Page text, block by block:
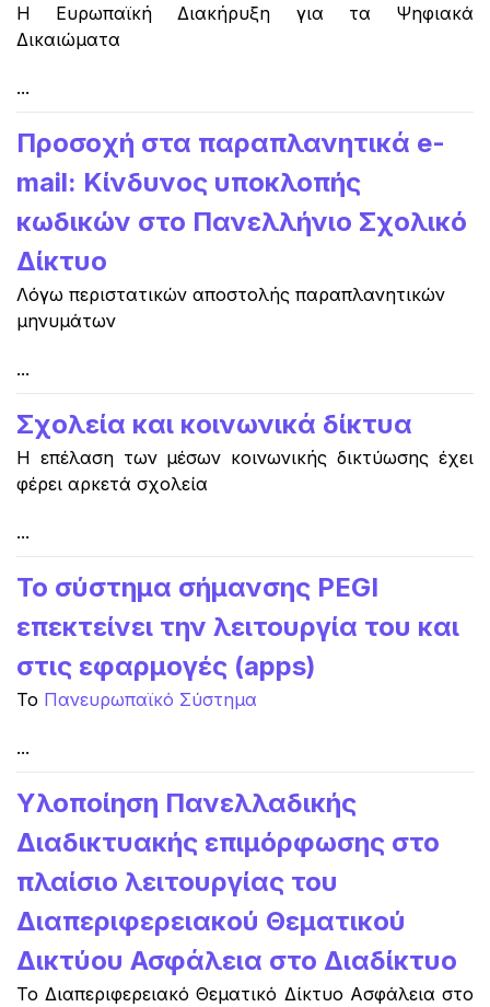
Η Ευρωπαϊκή Διακήρυξη για τα Ψηφιακά
Δικαιώματα
...
Προσοχή στα παραπλανητικά e-
mail: Κίνδυνος υποκλοπής
κωδικών στο Πανελλήνιο Σχολικό
Δίκτυο
Λόγω περιστατικών αποστολής παραπλανητικών
μηνυμάτων
...
Σχολεία και κοινωνικά δίκτυα
Η επέλαση των μέσων κοινωνικής δικτύωσης έχει
φέρει αρκετά σχολεία
...
Το σύστημα σήμανσης PEGI
επεκτείνει την λειτουργία του και
στις εφαρμογές (apps)
Το Πανευρωπαϊκό Σύστημα
...
Υλοποίηση Πανελλαδικής
Διαδικτυακής επιμόρφωσης στο
πλαίσιο λειτουργίας του
Διαπεριφερειακού Θεματικού
Δικτύου Ασφάλεια στο Διαδίκτυο
Το Διαπεριφερειακό Θεματικό Δίκτυο Ασφάλεια στο